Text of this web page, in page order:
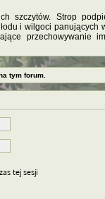
szczytów. Strop
i wilgoci panujących
przechowywanie
tym forum.
tej sesji